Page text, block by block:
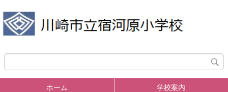
ホーム 学校案内